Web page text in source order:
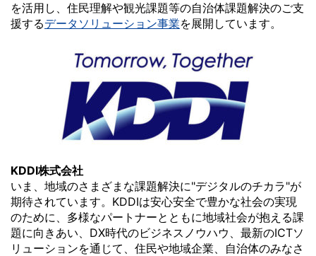
を活用し、住民理解や観光課題等の自治体課題解決のご支
援するデータソリューション事業を展開しています。
KDDI株式会社
いま、地域のさまざまな課題解決に"デジタルのチカラ"が
期待されています。KDDIは安心安全で豊かな社会の実現
のために、多様なパートナーとともに地域社会が抱える課
題に向きあい、DX時代のビジネスノウハウ、最新のICTソ
リューションを通じて、住民や地域企業、自治体のみなさ